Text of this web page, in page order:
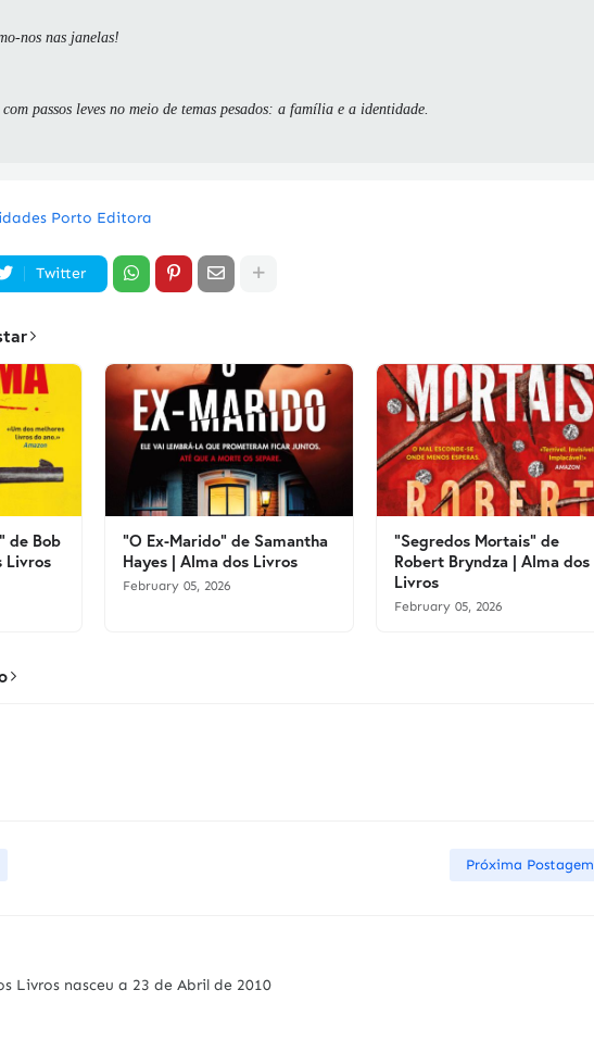
nos nas janelas!
passos leves no meio de temas pesados: a família e a identidade.
Porto Editora
Twitter
de Bob
Livros
"O Ex-Marido" de Samantha
Hayes | Alma dos Livros
February 05, 2026
"Segredos Mortais" de
Robert Bryndza | Alma dos
Livros
February 05, 2026
Próxima Postagem
Livros nasceu a 23 de Abril de 2010